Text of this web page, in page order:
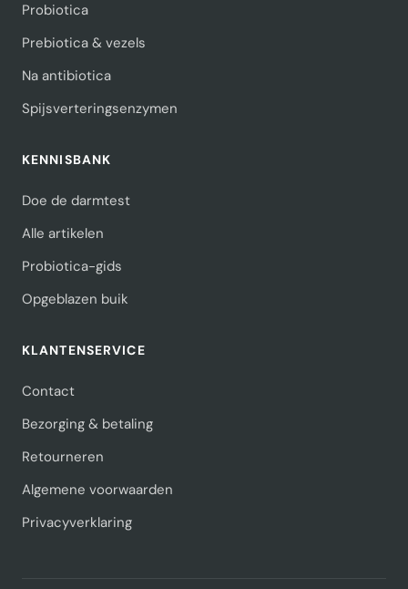
Probiotica
Prebiotica & vezels
Na antibiotica
Spijsverteringsenzymen
KENNISBANK
Doe de darmtest
Alle artikelen
Probiotica-gids
Opgeblazen buik
KLANTENSERVICE
Contact
Bezorging & betaling
Retourneren
Algemene voorwaarden
Privacyverklaring